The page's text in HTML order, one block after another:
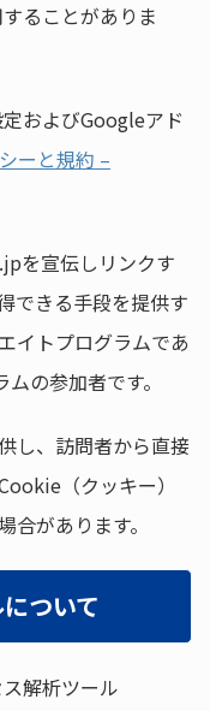
ることがありま
およびGoogleアド
ーと規約 –
を宣伝しリンクす
できる手段を提供す
イトプログラムであ
の参加者です。
し、訪問者から直接
（クッキー）
があります。
ついて
解析ツール